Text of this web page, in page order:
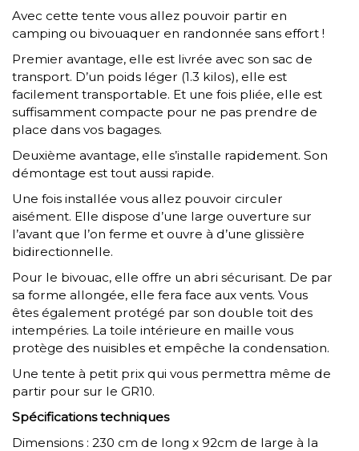
Avec cette tente vous allez pouvoir partir en
camping ou bivouaquer en randonnée sans effort !
Premier avantage, elle est livrée avec son sac de
transport. D’un poids léger (1.3 kilos), elle est
facilement transportable. Et une fois pliée, elle est
suffisamment compacte pour ne pas prendre de
place dans vos bagages.
Deuxième avantage, elle s’installe rapidement. Son
démontage est tout aussi rapide.
Une fois installée vous allez pouvoir circuler
aisément. Elle dispose d’une large ouverture sur
l’avant que l’on ferme et ouvre à d’une glissière
bidirectionnelle.
Pour le bivouac, elle offre un abri sécurisant. De par
sa forme allongée, elle fera face aux vents. Vous
êtes également protégé par son double toit des
intempéries. La toile intérieure en maille vous
protège des nuisibles et empêche la condensation.
Une tente à petit prix qui vous permettra même de
partir pour sur le GR10.
Spécifications techniques
Dimensions : 230 cm de long x 92cm de large à la